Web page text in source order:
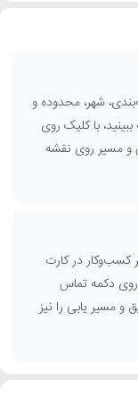
شهر، محدوده و
با کلیک روی
و مسیر روی نقشه
کسب‌وکار در کارت
دکمه تماس
و مسیر یابی را نیز